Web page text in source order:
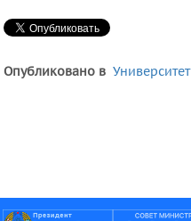
Опубликовано в Университет